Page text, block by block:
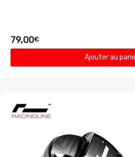
79,00€
Ajouter au